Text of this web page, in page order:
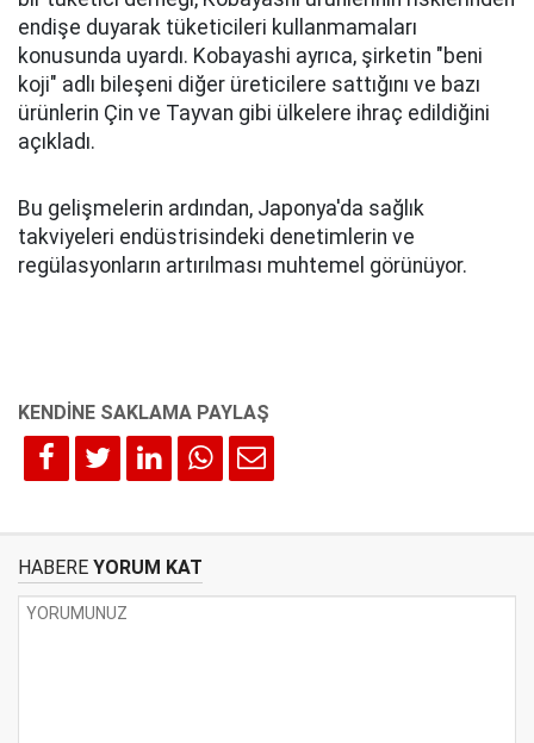
endişe duyarak tüketicileri kullanmamaları
konusunda uyardı. Kobayashi ayrıca, şirketin "beni
koji" adlı bileşeni diğer üreticilere sattığını ve bazı
ürünlerin Çin ve Tayvan gibi ülkelere ihraç edildiğini
açıkladı.
Bu gelişmelerin ardından, Japonya'da sağlık
takviyeleri endüstrisindeki denetimlerin ve
regülasyonların artırılması muhtemel görünüyor.
HABERE YORUM KAT